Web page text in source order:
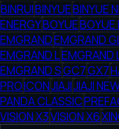
BINRUIBINYUEBINYUE
ENERGYBOYUEBOYUE
EMGRANDEMGRAND
EMGRAND LEMGRAND
EMGRAND SGC7GX7
PROICONJIAJIJIAJI
PANDA CLASSIC
VISION X3VISION X6